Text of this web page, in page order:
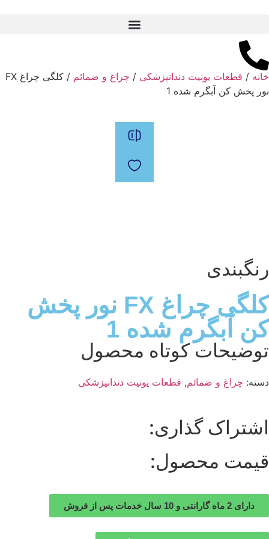
خانه / قطعات یونیت دندانپزشکی / چراغ و ضمائم
/ کلگی چراغ FX
نور پخش کن آبگرم شده 1
رنگبندی
کلگی چراغ FX نور پخش
کن آبگرم شده 1
توضیحات کوتاه محصول
دسته: چراغ و ضمائم, قطعات یونیت دندانپزشکی
اشتراک گذاری:
قیمت محصول:
دارای 2 ماه گارانتی و 10 سال خدمات پس از فروش